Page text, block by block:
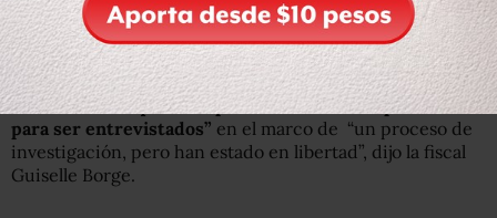
sábado por la policía a la explosión de un barril en el
sureste del país, que dejó un lesionado.
“Solo fueron requeridos por las autoridades policiales
para ser entrevistados” en el marco de “un proceso de
investigación, pero han estado en libertad”, dijo la fiscal
Guiselle Borge.